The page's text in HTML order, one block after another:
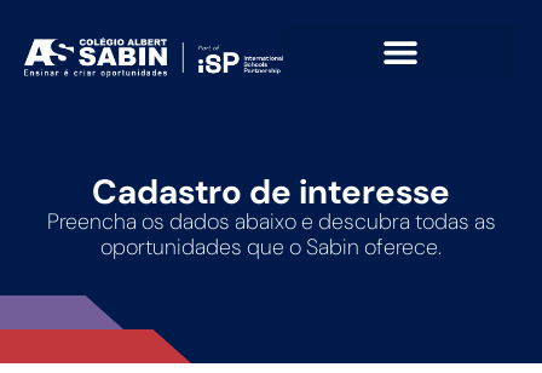
Cadastro de interesse
Preencha os dados abaixo e descubra todas as
oportunidades que o Sabin oferece.